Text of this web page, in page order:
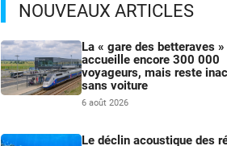
NOUVEAUX ARTICLES
La « gare des betteraves »
accueille encore 300 000
voyageurs, mais reste
sans voiture
6 août 2026
Le déclin acoustique des